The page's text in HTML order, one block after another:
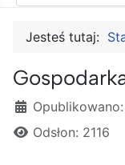
Jesteś tutaj:
Szczegóły
Odsłon: 2116